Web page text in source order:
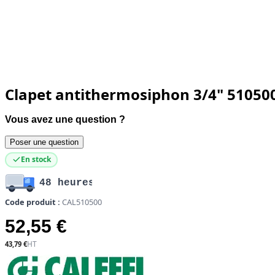
Clapet antithermosiphon 3/4"
Vous avez une question ?
Poser une question
En stock
48 heures
Code produit : CAL510500
52,55 €
43,79 €